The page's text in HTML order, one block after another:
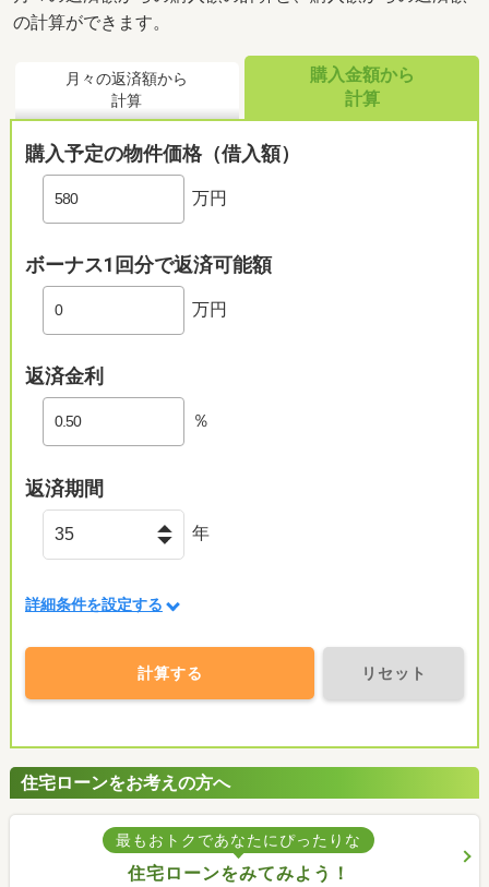
の計算ができます。
月々の返済額から
計算
購入金額から
計算
購入予定の物件価格（借入額）
万円
ボーナス1回分で返済可能額
万円
返済金利
％
返済期間
年
詳細条件を設定する
計算する リセット
住宅ローンをお考えの方へ
最もおトクであなたにぴったりな
住宅ローンをみてみよう！